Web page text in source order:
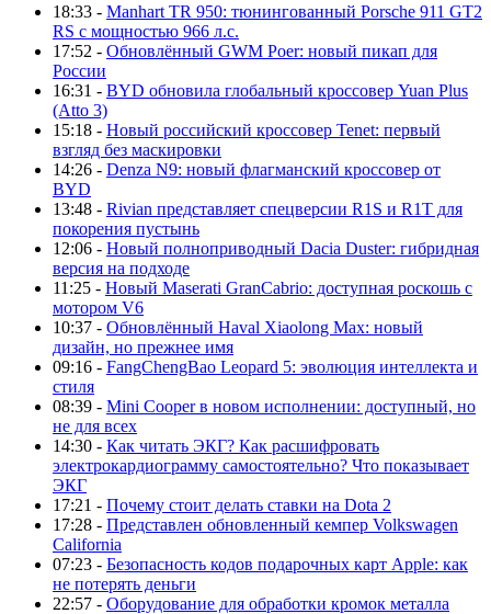
18:33 - Manhart TR 950: тюнингованный Porsche 911 GT2
RS с мощностью 966 л.с.
17:52 - Обновлённый GWM Poer: новый пикап для
России
16:31 - BYD обновила глобальный кроссовер Yuan Plus
(Atto 3)
15:18 - Новый российский кроссовер Tenet: первый
взгляд без маскировки
14:26 - Denza N9: новый флагманский кроссовер от
BYD
13:48 - Rivian представляет спецверсии R1S и R1T для
покорения пустынь
12:06 - Новый полноприводный Dacia Duster: гибридная
версия на подходе
11:25 - Новый Maserati GranCabrio: доступная роскошь с
мотором V6
10:37 - Обновлённый Haval Xiaolong Max: новый
дизайн, но прежнее имя
09:16 - FangChengBao Leopard 5: эволюция интеллекта и
стиля
08:39 - Mini Cooper в новом исполнении: доступный, но
не для всех
14:30 - Как читать ЭКГ? Как расшифровать
электрокардиограмму самостоятельно? Что показывает
ЭКГ
17:21 - Почему стоит делать ставки на Dota 2
17:28 - Представлен обновленный кемпер Volkswagen
California
07:23 - Безопасность кодов подарочных карт Apple: как
не потерять деньги
22:57 - Оборудование для обработки кромок металла